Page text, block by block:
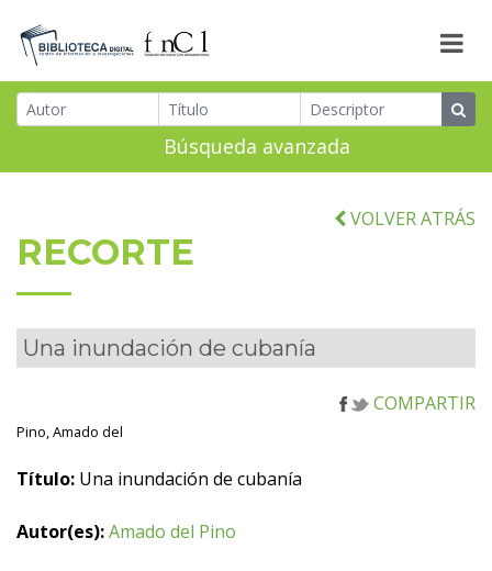
Búsqueda avanzada
VOLVER ATRÁS
RECORTE
Una inundación de cubanía
COMPARTIR
Pino, Amado del
Título: Una inundación de cubanía
Autor(es):Amado del Pino